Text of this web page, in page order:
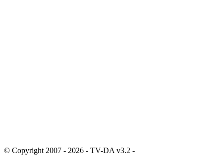
© Copyright 2007 - 2026 - TV-DA v3.2 -